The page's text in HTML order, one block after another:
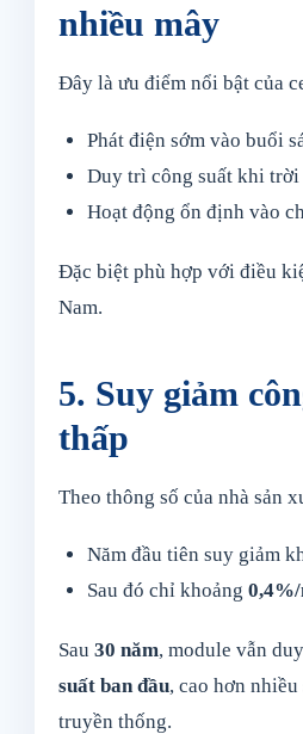
nhiều mây
Đây là ưu điểm nổi bật của
Phát điện sớm vào buổi
Duy trì công suất khi trời
Hoạt động ổn định vào
Đặc biệt phù hợp với điều
Nam.
5. Suy giảm
thấp
Theo thông số của nhà sản
Năm đầu tiên suy giảm
Sau đó chỉ khoảng
Sau 30 năm, module vẫn
suất ban đầu, cao hơn
truyền thống.